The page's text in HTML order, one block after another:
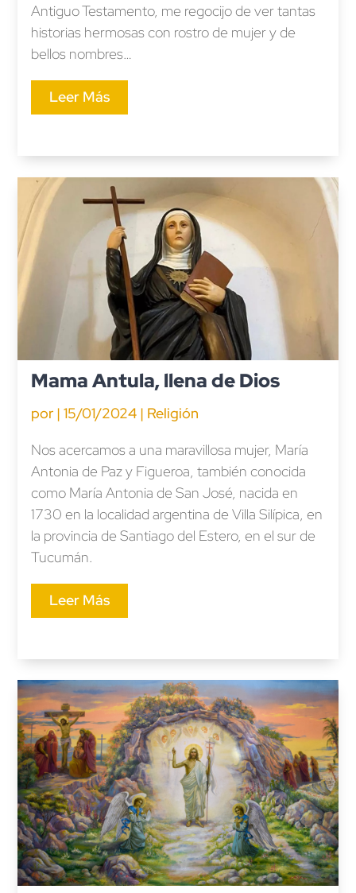
Antiguo Testamento, me regocijo de ver tantas
historias hermosas con rostro de mujer y de
bellos nombres…
Leer Más
Mama Antula, llena de Dios
por | 15/01/2024| Religión
Nos acercamos a una maravillosa mujer, María
Antonia de Paz y Figueroa, también conocida
como María Antonia de San José, nacida en
1730 en la localidad argentina de Villa Silípica, en
la provincia de Santiago del Estero, en el sur de
Tucumán.
Leer Más